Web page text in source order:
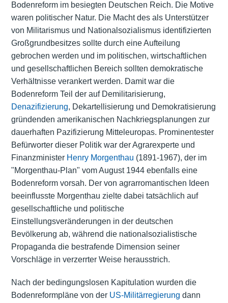
Bodenreform im besiegten Deutschen Reich. Die Motive
waren politischer Natur. Die Macht des als Unterstützer
von Militarismus und Nationalsozialismus identifizierten
Großgrundbesitzes sollte durch eine Aufteilung
gebrochen werden und im politischen, wirtschaftlichen
und gesellschaftlichen Bereich sollten demokratische
Verhältnisse verankert werden. Damit war die
Bodenreform Teil der auf Demilitarisierung,
Denazifizierung, Dekartellisierung und Demokratisierung
gründenden amerikanischen Nachkriegsplanungen zur
dauerhaften Pazifizierung Mitteleuropas. Prominentester
Befürworter dieser Politik war der Agrarexperte und
Finanzminister Henry Morgenthau (1891-1967), der im
"Morgenthau-Plan" vom August 1944 ebenfalls eine
Bodenreform vorsah. Der von agrarromantischen Ideen
beeinflusste Morgenthau zielte dabei tatsächlich auf
gesellschaftliche und politische
Einstellungsveränderungen in der deutschen
Bevölkerung ab, während die nationalsozialistische
Propaganda die bestrafende Dimension seiner
Vorschläge in verzerrter Weise herausstrich.
Nach der bedingungslosen Kapitulation wurden die
Bodenreformpläne von der US-Militärregierung dann